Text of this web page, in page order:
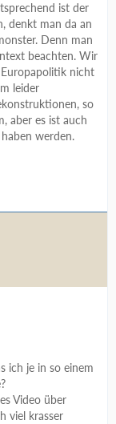
ist der
denkt man da an
Denn man
beachten. Wir
nicht
leider
so
aber es ist auch
werden.
ich je in so einem
Video über
viel krasser